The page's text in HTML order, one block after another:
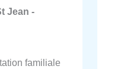
Jean -
familiale